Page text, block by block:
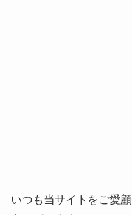
いつも当サイトをご愛